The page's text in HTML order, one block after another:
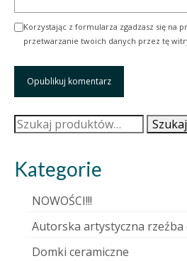
Korzystając z formularza zgadzasz się na
przetwarzanie twoich danych przez tę
Szukaj: Szukaj
Kategorie
NOWOŚCI!!!
Autorska artystyczna rzeźba
Domki ceramiczne